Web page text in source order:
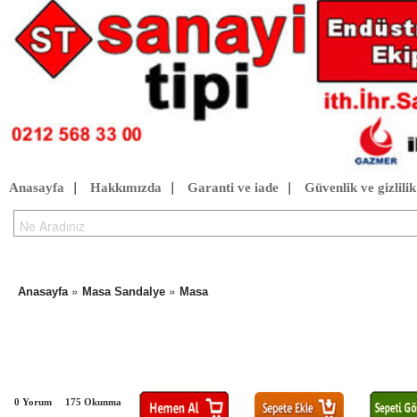
Anasayfa Hakkımızda Garanti ve iade Güvenlik ve gizlilik
Anasayfa» Masa Sandalye » Masa
0 Yorum 175 Okunma